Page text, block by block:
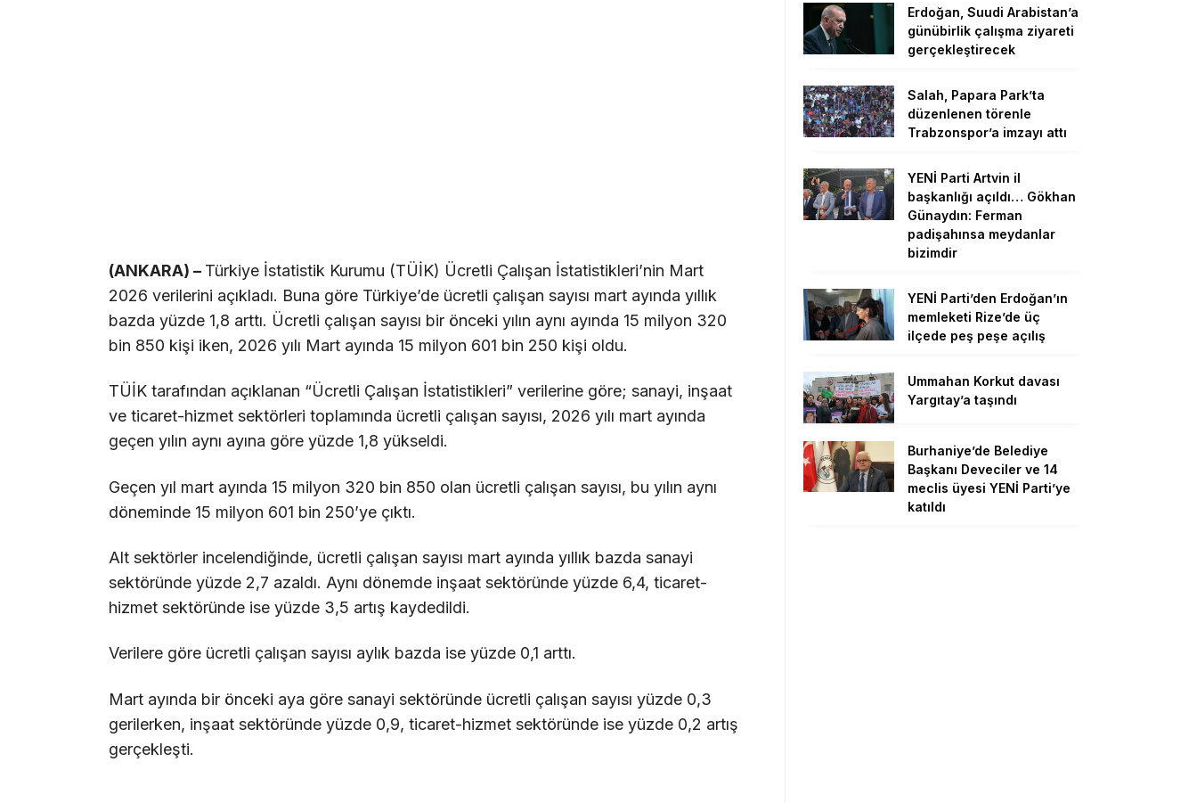
(ANKARA) – Türkiye İstatistik Kurumu (TÜİK) Ücretli Çalışan İstatistikleri’nin Mart
2026 verilerini açıkladı. Buna göre Türkiye’de ücretli çalışan sayısı mart ayında yıllık
bazda yüzde 1,8 arttı. Ücretli çalışan sayısı bir önceki yılın aynı ayında 15 milyon 320
bin 850 kişi iken, 2026 yılı Mart ayında 15 milyon 601 bin 250 kişi oldu.
TÜİK tarafından açıklanan “Ücretli Çalışan İstatistikleri” verilerine göre; sanayi, inşaat
ve ticaret-hizmet sektörleri toplamında ücretli çalışan sayısı, 2026 yılı mart ayında
geçen yılın aynı ayına göre yüzde 1,8 yükseldi.
Geçen yıl mart ayında 15 milyon 320 bin 850 olan ücretli çalışan sayısı, bu yılın aynı
döneminde 15 milyon 601 bin 250’ye çıktı.
Alt sektörler incelendiğinde, ücretli çalışan sayısı mart ayında yıllık bazda sanayi
sektöründe yüzde 2,7 azaldı. Aynı dönemde inşaat sektöründe yüzde 6,4, ticaret-
hizmet sektöründe ise yüzde 3,5 artış kaydedildi.
Verilere göre ücretli çalışan sayısı aylık bazda ise yüzde 0,1 arttı.
Mart ayında bir önceki aya göre sanayi sektöründe ücretli çalışan sayısı yüzde 0,3
gerilerken, inşaat sektöründe yüzde 0,9, ticaret-hizmet sektöründe ise yüzde 0,2 artış
gerçekleşti.
Erdoğan, Suudi Arabistan’a
günübirlik çalışma ziyareti
gerçekleştirecek
Salah, Papara Park’ta
düzenlenen törenle
Trabzonspor’a imzayı attı
YENİ Parti Artvin il
başkanlığı açıldı… Gökhan
Günaydın: Ferman
padişahınsa meydanlar
bizimdir
YENİ Parti’den Erdoğan’ın
memleketi Rize’de üç
ilçede peş peşe açılış
Ummahan Korkut davası
Yargıtay’a taşındı
Burhaniye’de Belediye
Başkanı Deveciler ve 14
meclis üyesi YENİ Parti’ye
katıldı